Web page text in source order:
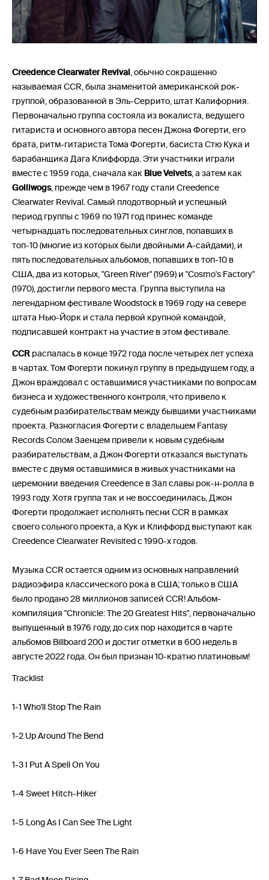
Creedence Clearwater Revival , обычно сокращенно
называемая CCR, была знаменитой американской рок-
группой, образованной в Эль-Серрито, штат Калифорния.
Первоначально группа состояла из вокалиста, ведущего
гитариста и основного автора песен Джона Фогерти, его
брата, ритм-гитариста Тома Фогерти, басиста Стю Кука и
барабанщика Дага Клиффорда. Эти участники играли
вместе с 1959 года, сначала как Blue Velvets, а затем как
Golliwogs, прежде чем в 1967 году стали Creedence
Clearwater Revival. Самый плодотворный и успешный
период группы с 1969 по 1971 год принес команде
четырнадцать последовательных синглов, попавших в
топ-10 (многие из которых были двойными А-сайдами), и
пять последовательных альбомов, попавших в топ-10 в
США, два из которых, "Green River" (1969) и "Cosmo's Factory"
(1970), достигли первого места. Группа выступила на
легендарном фестивале Woodstock в 1969 году на севере
штата Нью-Йорк и стала первой крупной командой,
подписавшей контракт на участие в этом фестивале.
CCR распалась в конце 1972 года после четырех лет успеха
в чартах. Том Фогерти покинул группу в предыдущем году, а
Джон враждовал с оставшимися участниками по вопросам
бизнеса и художественного контроля, что привело к
судебным разбирательствам между бывшими участниками
проекта. Разногласия Фогерти с владельцем Fantasy
Records Солом Заенцем привели к новым судебным
разбирательствам, а Джон Фогерти отказался выступать
вместе с двумя оставшимися в живых участниками на
церемонии введения Creedence в Зал славы рок-н-ролла в
1993 году. Хотя группа так и не воссоединилась, Джон
Фогерти продолжает исполнять песни CCR в рамках
своего сольного проекта, а Кук и Клиффорд выступают как
Creedence Clearwater Revisited с 1990-х годов.
Музыка CCR остается одним из основных направлений
радиоэфира классического рока в США; только в США
было продано 28 миллионов записей CCR! Альбом-
компиляция "Chronicle: The 20 Greatest Hits", первоначально
выпущенный в 1976 году, до сих пор находится в чарте
альбомов Billboard 200 и достиг отметки в 600 недель в
августе 2022 года. Он был признан 10-кратно платиновым!
Tracklist
1-1 Who'll Stop The Rain
1-2 Up Around The Bend
1-3 I Put A Spell On You
1-4 Sweet Hitch-Hiker
1-5 Long As I Can See The Light
1-6 Have You Ever Seen The Rain